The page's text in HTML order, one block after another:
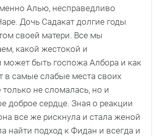
Алью, несправедливо
Дочь Садакат долгие годы
своей матери. Все мы
какой жестокой и
может быть госпожа Албора и как
в самые слабые места своих
только не сломалась, но и
доброе сердце. Зная о реакции
все же рискнула и стала женой
найти подход к Фидан и всегда и